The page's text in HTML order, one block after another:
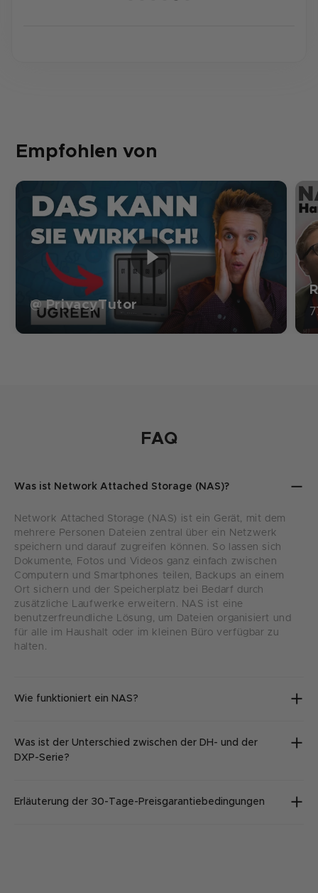
Empfohlen von
@ PrivacyTutor
FAQ
Was ist Network Attached Storage (NAS)?
Network Attached Storage (NAS) ist ein Gerät, mit dem
mehrere Personen Dateien zentral über ein Netzwerk
speichern und darauf zugreifen können. So lassen sich
Dokumente, Fotos und Videos ganz einfach zwischen
Computern und Smartphones teilen, Backups an einem
Ort sichern und der Speicherplatz bei Bedarf durch
zusätzliche Laufwerke erweitern. NAS ist eine
benutzerfreundliche Lösung, um Dateien organisiert und
für alle im Haushalt oder im kleinen Büro verfügbar zu
halten.
Wie funktioniert ein NAS?
Was ist der Unterschied zwischen der DH- und der
DXP-Serie?
Erläuterung der 30-Tage-Preisgarantiebedingungen